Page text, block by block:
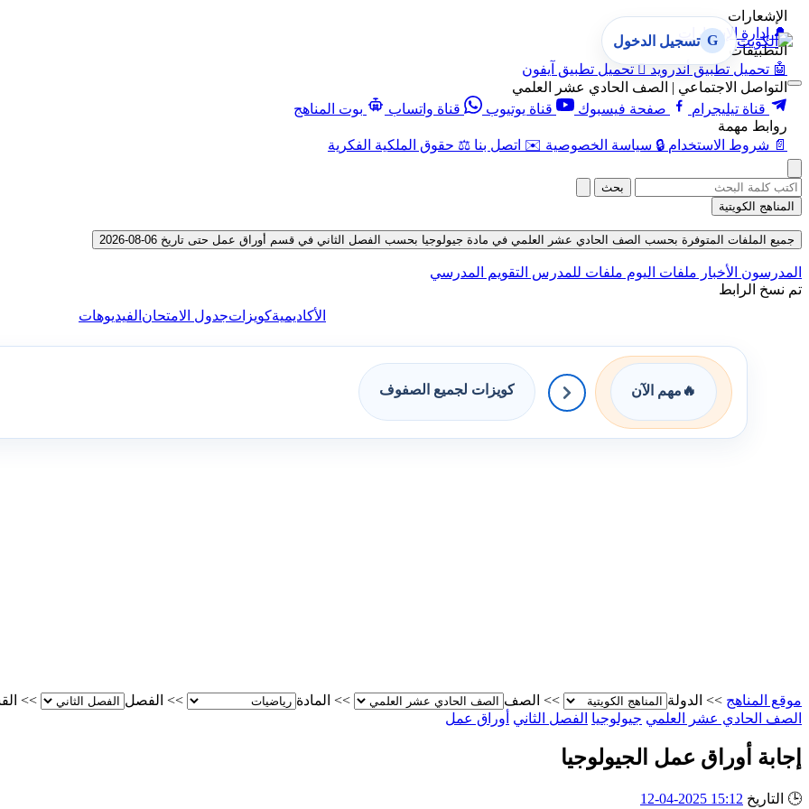
الإشعارات
🔔 إدارة الإشعارات
التطبيقات
🤖 تحميل تطبيق أندرويد  تحميل تطبيق آيفون
التواصل الاجتماعي | الصف الحادي عشر العلمي
قناة تيليجرام
صفحة فيسبوك قناة يوتيوب قناة واتساب
بوت المناهج
روابط مهمة
📄 شروط الاستخدام 🔒 سياسة الخصوصية ✉️ اتصل بنا ⚖️ حقوق الملكية الفكرية
G تسجيل الدخول
بحث
المناهج الكويتية
جميع الملفات المتوفرة بحسب الصف الحادي عشر العلمي في مادة جيولوجيا بحسب الفصل الثاني في قسم أوراق عمل حتى تاريخ 06-08-2026
المدرسون الأخبار ملفات اليوم ملفات للمدرس التقويم المدرسي
تم نسخ الرابط
الأكاديميةكويزاتجدول الامتحان الفيديوهات
🔥 مهم الآن كويزات لجميع الصفوف
موقع المناهج >> الدولة >> الصف >> المادة >> الفصل >>
الصف الحادي عشر العلمي جيولوجيا الفصل الثاني أوراق عمل
إجابة أوراق عمل الجيولوجيا
🕒 التاريخ 15:12 2025-04-12